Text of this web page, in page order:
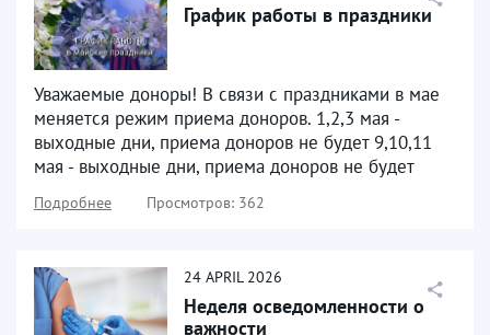
График работы в праздники
Уважаемые доноры! В связи с праздниками в мае
меняется режим приема доноров. 1,2,3 мая -
выходные дни, приема доноров не будет 9,10,11
мая - выходные дни, приема доноров не будет
Подробнее Просмотров: 362
24 APRIL 2026
Неделя осведомленности о
важности